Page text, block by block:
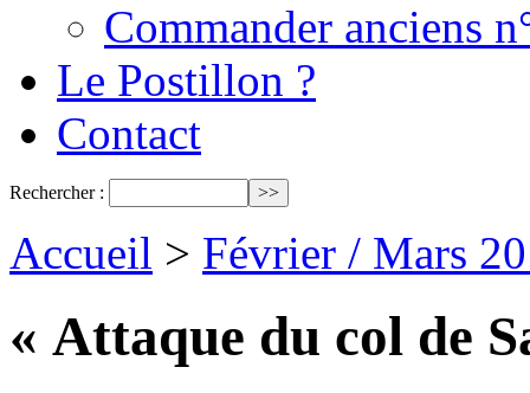
Commander anciens
Le Postillon ?
Contact
Rechercher :
Accueil > Février / Mars
« Attaque du col de